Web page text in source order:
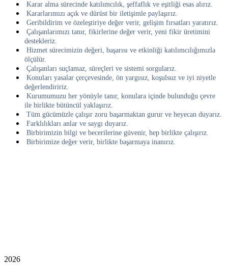
Karar alma sürecinde katılımcılık, şeffaflık ve eşitliği esas alırız.
Kararlarımızı açık ve dürüst bir iletişimle paylaşırız.
Geribildirim ve özeleştiriye değer verir, gelişim fırsatları yaratırız.
Çalışanlarımızı tanır, fikirlerine değer verir, yeni fikir üretimini
destekleriz.
Hizmet sürecimizin değeri, başarısı ve etkinliği katılımcılığımızla
ölçülür.
Çalışanları suçlamaz, süreçleri ve sistemi sorgularız.
Konuları yasalar çerçevesinde, ön yargısız, koşulsuz ve iyi niyetle
değerlendiririz.
Kurumumuzu her yönüyle tanır, konulara içinde bulunduğu çevre
ile birlikte bütüncül yaklaşırız.
Tüm gücümüzle çalışır zoru başarmaktan gurur ve heyecan duyarız.
Farklılıkları anlar ve saygı duyarız.
Birbirimizin bilgi ve becerilerine güvenir, hep birlikte çalışırız.
Birbirimize değer verir, birlikte başarmaya inanırız.
2026